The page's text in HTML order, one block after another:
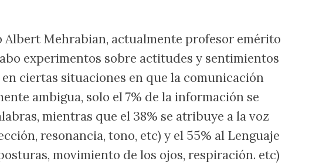
Albert Mehrabian, actualmente profesor emérito
experimentos sobre actitudes y sentimientos
ciertas situaciones en que la comunicación
ambigua, solo el 7% de la información se
mientras que el 38% se atribuye a la voz
resonancia, tono, etc) y el 55% al Lenguaje
movimiento de los ojos, respiración. etc)